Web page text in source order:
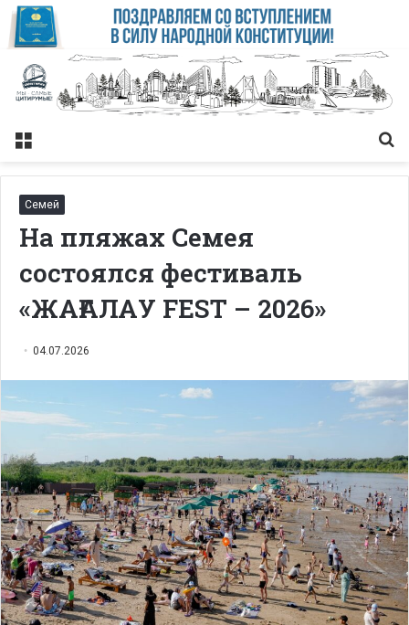
Меню
Семей
На пляжах Семея
состоялся фестиваль
«ЖАҒАЛАУ FEST – 2026»
04.07.2026